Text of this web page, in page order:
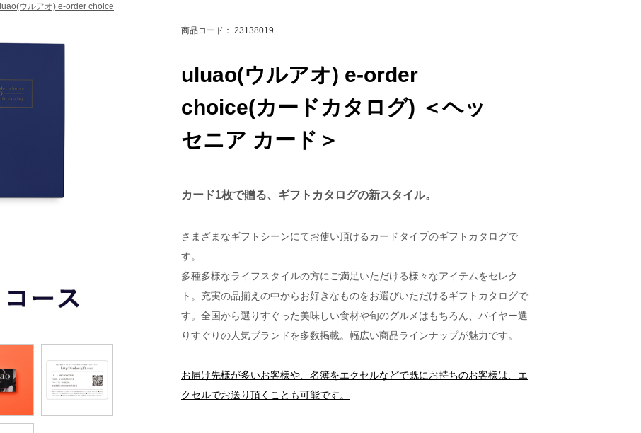
ウルアオ) e-order choice
商品コード： 23138019
uluao(ウルアオ) e-order
choice(カードカタログ) ＜ヘッ
セニア カード＞
カード1枚で贈る、ギフトカタログの新スタイル。
さまざまなギフトシーンにてお使い頂けるカードタイプのギフトカタログで
す。
多種多様なライフスタイルの方にご満足いただける様々なアイテムをセレク
ト。充実の品揃えの中からお好きなものをお選びいただけるギフトカタログで
す。全国から選りすぐった美味しい食材や旬のグルメはもちろん、バイヤー選
りすぐりの人気ブランドを多数掲載。幅広い商品ラインナップが魅力です。
お届け先様が多いお客様や、名簿をエクセルなどで既にお持ちのお客様は、エ
クセルでお送り頂くことも可能です。